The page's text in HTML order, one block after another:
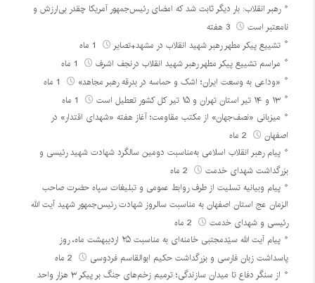
رهبر انقلاب: بار دیگر ثابت شد که امضای رئیس‌جمهور آمریکا چقدر بی‌ارزش و
نامعتبر است
3 هفته
تشییع پیکر مطهر رهبر شهید انقلاب در مشهد+تصایر
مراسم تشییع پیکر مطهر رهبر شهید انقلاب درنجف اشرف
«وداعی به وسعت ایران؛ اشک و حماسه در بدرقه رهبر مجاهد»
۱۳ و ۱۴ تیر استان تهران و ۱۵ تیر کل کشور تعطیل است
میزبانی «نصف‌جهان» از مکتب مقاومت؛ آغاز هفته «شهدای اقتدار» در
اصفهان
پیام رهبر انقلاب اسلامی به‌مناسبت دومین سالگرد شهادت شهید رئیسی و
بزرگداشت شهدای خدمت
پیام وبیانیه تسلیت از طرف روابط عمومی و تبلیغات سپاه حضرت صاحب
الزمان عج استان اصفهان به مناسبت سالروز شهادت رئیس‌جمهور شهید آیت الله
رئیسی و شهدای خدمت
پیام آیت الله سیّدمجتبی خامنه‌ای به مناسبت ۲۵ اردیبهشت ماه، روز
پاسداشت زبان فارسی و بزرگداشت حکیم ابوالقاسم فردوسی
از سنگر دفاع تا میدان سازندگی؛ ترمیم زخم‌های جنگ بر پیکر ۳ هزار واحد